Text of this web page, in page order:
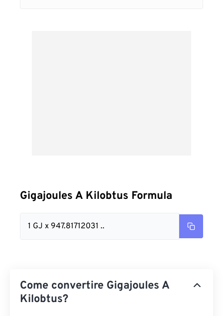
Gigajoules A Kilobtus Formula
1 GJ x 947.81712031 ..
Come convertire Gigajoules A
Kilobtus?